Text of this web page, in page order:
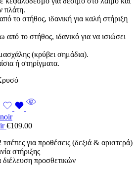
πλάτη.
το στήθος, ιδανική για καλή στήριξη
το στήθος, ιδανικό για να ισιώσει
(κρύβει σημάδια).
ή στηρίγματα.
€109.00
για προθέσεις (δεξιά & αριστερά)
στήριξης
διέλευση προσθετικών